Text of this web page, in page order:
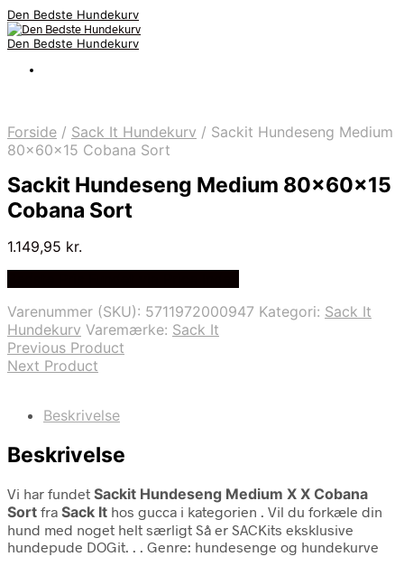
Den Bedste Hundekurv
Den Bedste Hundekurv
Forside / Sack It Hundekurv / Sackit Hundeseng Medium
80x60x15 Cobana Sort
Sackit Hundeseng Medium 80x60x15
Cobana Sort
1.149,95 kr.
Varenummer (SKU): 5711972000947 Kategori: Sack It
Hundekurv Varemærke: Sack It
Previous Product
Next Product
Beskrivelse
Beskrivelse
Vi har fundet Sackit Hundeseng Medium X X Cobana
Sort fra Sack It hos gucca i kategorien . Vil du forkæle din
hund med noget helt særligt Så er SACKits eksklusive
hundepude DOGit. . . Genre: hundesenge og hundekurve